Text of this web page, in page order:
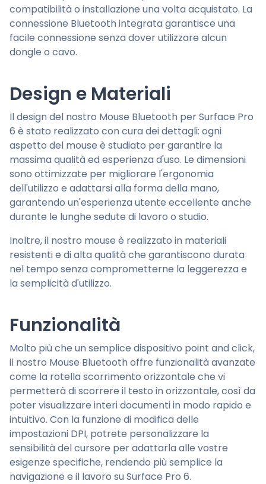
compatibilità o installazione una volta acquistato. La
connessione Bluetooth integrata garantisce una
facile connessione senza dover utilizzare alcun
dongle o cavo.
Design e Materiali
Il design del nostro Mouse Bluetooth per Surface Pro
6 è stato realizzato con cura dei dettagli: ogni
aspetto del mouse è studiato per garantire la
massima qualità ed esperienza d'uso. Le dimensioni
sono ottimizzate per migliorare l'ergonomia
dell'utilizzo e adattarsi alla forma della mano,
garantendo un'esperienza utente eccellente anche
durante le lunghe sedute di lavoro o studio.
Inoltre, il nostro mouse è realizzato in materiali
resistenti e di alta qualità che garantiscono durata
nel tempo senza comprometterne la leggerezza e
la semplicità d'utilizzo.
Funzionalità
Molto più che un semplice dispositivo point and click,
il nostro Mouse Bluetooth offre funzionalità avanzate
come la rotella scorrimento orizzontale che vi
permetterà di scorrere il testo in orizzontale, così da
poter visualizzare interi documenti in modo rapido e
intuitivo. Con la funzione di modifica delle
impostazioni DPI, potrete personalizzare la
sensibilità del cursore per adattarla alle vostre
esigenze specifiche, rendendo più semplice la
navigazione e il lavoro su Surface Pro 6.